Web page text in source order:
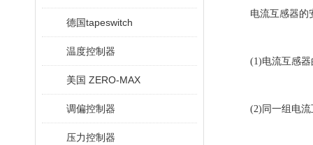
德国tapeswitch
温度控制器
美国 ZERO-MAX
调偏控制器
压力控制器
电流互感器的
(1)电流互感器的
(2)同一组电流互